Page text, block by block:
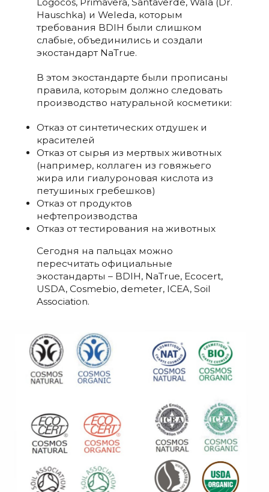
Logocos, Primavera, Santaverde, Wala (Dr.
Hauschka) и Weleda, которым
требования BDIH были слишком
слабые, объединились и создали
экостандарт NaTrue.
В этом экостандарте были прописаны
правила, которым должно следовать
производство натуральной косметики:
Отказ от синтетических отдушек и
красителей
Отказ от сырья из мертвых животных
(например, коллаген из говяжьего
жира или гиалуроновая кислота из
петушиных гребешков)
Отказ от продуктов
нефтепроизводства
Отказ от тестирования на животных
Сегодня на пальцах можно
пересчитать официальные
экостандарты – BDIH, NaTrue, Ecocert,
USDA, Cosmebio, demeter, ICEA, Soil
Association.